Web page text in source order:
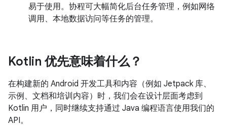
易于使用。协程可大幅简化后台任务管理，例如网络
调用、本地数据访问等任务的管理。
Kotlin 优先意味着什么？
在构建新的 Android 开发工具和内容（例如 Jetpack 库、
示例、文档和培训内容）时，我们会在设计层面考虑到
Kotlin 用户，同时继续支持通过 Java 编程语言使用我们的
API。